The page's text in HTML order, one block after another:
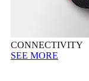
CONNECTIVITY
SEE MORE